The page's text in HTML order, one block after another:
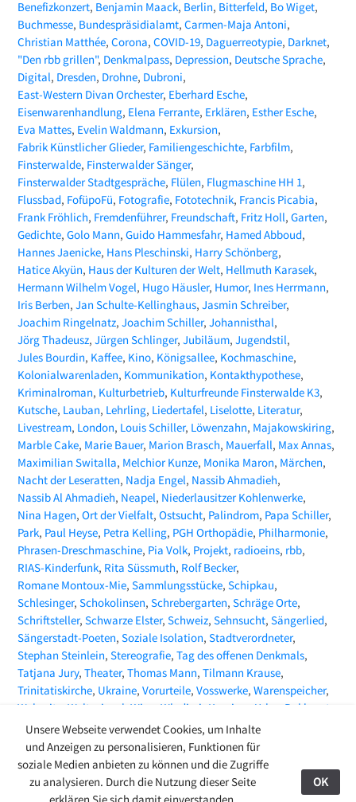
Benefizkonzert Benjamin Maack Berlin Bitterfeld Bo Wiget
Buchmesse Bundespräsidialamt Carmen-Maja Antoni
Christian Matthée Corona COVID-19 Daguerreotypie Darknet
"Den rbb grillen" Denkmalpass Depression Deutsche Sprache
Digital Dresden Drohne Dubroni
East-Western Divan Orchester Eberhard Esche
Eisenwarenhandlung Elena Ferrante Erklären Esther Esche
Eva Mattes Evelin Waldmann Exkursion
Fabrik Künstlicher Glieder Familiengeschichte Farbfilm
Finsterwalde Finsterwalder Sänger
Finsterwalder Stadtgespräche Flülen Flugmaschine HH 1
Flussbad FofüpoFü Fotografie Fototechnik Francis Picabia
Frank Fröhlich Fremdenführer Freundschaft Fritz Holl Garten
Gedichte Golo Mann Guido Hammesfahr Hamed Abboud
Hannes Jaenicke Hans Pleschinski Harry Schönberg
Hatice Akyün Haus der Kulturen der Welt Hellmuth Karasek
Hermann Wilhelm Vogel Hugo Häusler Humor Ines Herrmann
Iris Berben Jan Schulte-Kellinghaus Jasmin Schreiber
Joachim Ringelnatz Joachim Schiller Johannisthal
Jörg Thadeusz Jürgen Schlinger Jubiläum Jugendstil
Jules Bourdin Kaffee Kino Königsallee Kochmaschine
Kolonialwarenladen Kommunikation Kontakthypothese
Kriminalroman Kulturbetrieb Kulturfreunde Finsterwalde K3
Kutsche Lauban Lehrling Liedertafel Liselotte Literatur
Livestream London Louis Schiller Löwenzahn Majakowskiring
Marble Cake Marie Bauer Marion Brasch Mauerfall Max Annas
Maximilian Switalla Melchior Kunze Monika Maron Märchen
Nacht der Leseratten Nadja Engel Nassib Ahmadieh
Nassib Al Ahmadieh Neapel Niederlausitzer Kohlenwerke
Nina Hagen Ort der Vielfalt Ostsucht Palindrom Papa Schiller
Park Paul Heyse Petra Kelling PGH Orthopädie Philharmonie
Phrasen-Dreschmaschine Pia Volk Projekt radioeins rbb
RIAS-Kinderfunk Rita Süssmuth Rolf Becker
Romane Montoux-Mie Sammlungsstücke Schipkau
Schlesinger Schokolinsen Schrebergarten Schräge Orte
Schriftsteller Schwarze Elster Schweiz Sehnsucht Sängerlied
Sängerstadt-Poeten Soziale Isolation Stadtverordneter
Stephan Steinlein Stereografie Tag des offenen Denkmals
Tatjana Jury Theater Thomas Mann Tilmann Krause
Trinitatiskirche Ukraine Vorurteile Vosswerke Warenspeicher
Webseite
Weltspiegel Wien Wladimir Kaminer
Yehor Bakhmut
ZEITMAGAZIN Zeitungsartikel Zoë Beck
27.08.24
Unsere Webseite verwendet Cookies, um Inhalte
und Anzeigen zu personalisieren, Funktionen für
soziale Medien anbieten zu können und die Zugriffe
zu analysieren. Durch die Nutzung dieser Seite
OK